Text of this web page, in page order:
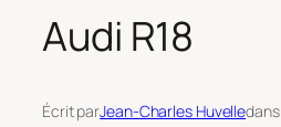
Audi R18
Écrit parJean-Charles Huvelledans